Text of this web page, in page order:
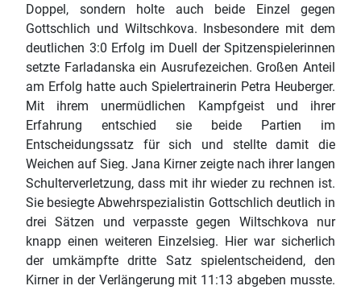
Doppel, sondern holte auch beide Einzel gegen
Gottschlich und Wiltschkova. Insbesondere mit dem
deutlichen 3:0 Erfolg im Duell der Spitzenspielerinnen
setzte Farladanska ein Ausrufezeichen. Großen Anteil
am Erfolg hatte auch Spielertrainerin Petra Heuberger.
Mit ihrem unermüdlichen Kampfgeist und ihrer
Erfahrung entschied sie beide Partien im
Entscheidungssatz für sich und stellte damit die
Weichen auf Sieg. Jana Kirner zeigte nach ihrer langen
Schulterverletzung, dass mit ihr wieder zu rechnen ist.
Sie besiegte Abwehrspezialistin Gottschlich deutlich in
drei Sätzen und verpasste gegen Wiltschkova nur
knapp einen weiteren Einzelsieg. Hier war sicherlich
der umkämpfte dritte Satz spielentscheidend, den
Kirner in der Verlängerung mit 11:13 abgeben musste.